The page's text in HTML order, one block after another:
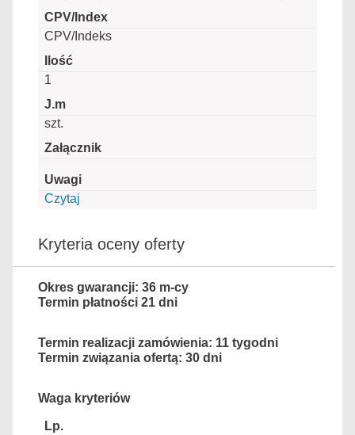
CPV/Indeks
1
szt.
Czytaj
Kryteria oceny oferty
Okres gwarancji: 36 m-cy
Termin płatności 21 dni
Termin realizacji zamówienia: 11 tygodni
Termin związania ofertą: 30 dni
Waga kryteriów